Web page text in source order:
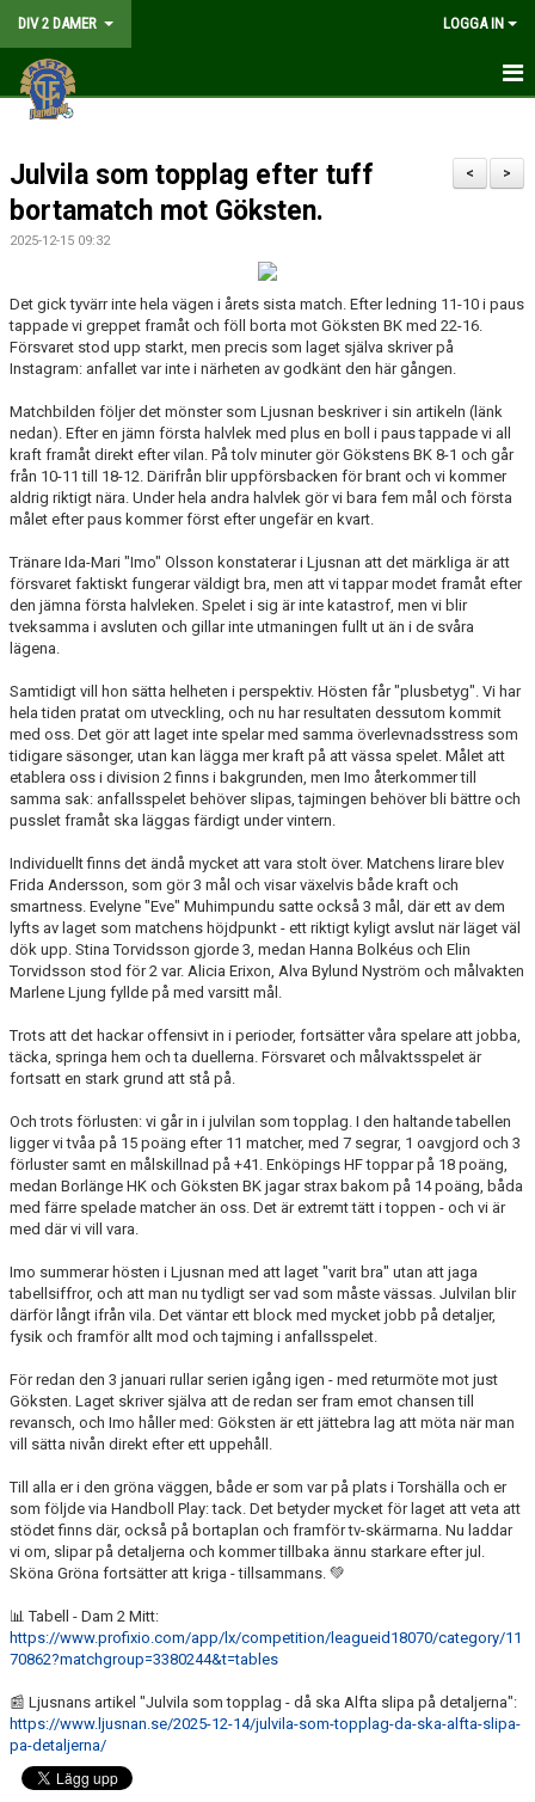
DIV 2 DAMER LOGGA IN
HEM
NYHETER
GÅ PÅ MATCH
KALENDER
TRUPPEN
DOKUMENT
KONTAKT
LIVESÄNDNING
TABELL
>
<
Julvila som topplag efter tuff
bortamatch mot Göksten.
2025-12-15 09:32
Det gick tyvärr inte hela vägen i årets sista match. Efter ledning 11-10 i paus
tappade vi greppet framåt och föll borta mot Göksten BK med 22-16.
Försvaret stod upp starkt, men precis som laget själva skriver på
Instagram: anfallet var inte i närheten av godkänt den här gången.
Matchbilden följer det mönster som Ljusnan beskriver i sin artikeln (länk
nedan). Efter en jämn första halvlek med plus en boll i paus tappade vi all
kraft framåt direkt efter vilan. På tolv minuter görGökstens BK 8-1 och går
från 10-11 till 18-12. Därifrån blir uppförsbacken för brant och vi kommer
aldrig riktigt nära. Under hela andra halvlek gör vi bara fem mål och första
målet efter paus kommer först efter ungefär en kvart.
Tränare Ida-Mari "Imo" Olsson konstaterar i Ljusnan att det märkliga är att
försvaret faktiskt fungerar väldigt bra, men att vi tappar modet framåt efter
den jämna första halvleken. Spelet i sig är inte katastrof, men vi blir
tveksamma i avsluten och gillar inte utmaningen fullt ut än i de svåra
lägena.
Samtidigt vill hon sätta helheten i perspektiv. Hösten får "plusbetyg". Vi har
hela tiden pratat om utveckling, och nu har resultaten dessutom kommit
med oss. Det gör att laget inte spelar med samma överlevnadsstress som
tidigare säsonger, utan kan lägga mer kraft på att vässa spelet. Målet att
etablera oss i division 2 finns i bakgrunden, men Imo återkommer till
samma sak: anfallsspelet behöver slipas, tajmingen behöver bli bättre och
pusslet framåt ska läggas färdigt under vintern.
Individuellt finns det ändå mycket att vara stolt över. Matchens lirare blev
Frida Andersson, som gör 3 mål och visar växelvis både kraft och
smartness. Evelyne "Eve" Muhimpundu satte också 3 mål, där ett av dem
lyfts av laget som matchens höjdpunkt - ett riktigt kyligt avslut när läget väl
dök upp. Stina Torvidsson gjorde 3, medan Hanna Bolkéus och Elin
Torvidsson stod för 2 var. Alicia Erixon, Alva Bylund Nyström och målvakten
Marlene Ljung fyllde på med varsitt mål.
Trots att det hackar offensivt in i perioder, fortsätter våra spelare att jobba,
täcka, springa hem och ta duellerna. Försvaret och målvaktsspelet är
fortsatt en stark grund att stå på.
Och trots förlusten: vi går in i julvilan som topplag. I den haltande tabellen
ligger vi tvåa på 15 poäng efter 11 matcher, med 7 segrar, 1 oavgjord och 3
förluster samt en målskillnad på +41. Enköpings HF toppar på 18 poäng,
medan Borlänge HK och Göksten BK jagar strax bakom på 14 poäng, båda
med färre spelade matcher än oss. Det är extremt tätt i toppen - och vi är
med där vi vill vara.
Imo summerar hösten i Ljusnan med att laget "varit bra" utan att jaga
tabellsiffror, och att man nu tydligt ser vad som måste vässas. Julvilan blir
därför långt ifrån vila. Det väntar ett block med mycket jobb på detaljer,
fysik och framför allt mod och tajming i anfallsspelet.
För redan den 3 januari rullar serien igång igen - med returmöte mot just
Göksten. Laget skriver själva att de redan ser fram emot chansen till
revansch, och Imo håller med: Göksten är ett jättebra lag att möta när man
vill sätta nivån direkt efter ett uppehåll.
Till alla er i den gröna väggen, både er som var på plats i Torshälla och er
som följde via Handboll Play: tack. Det betyder mycket för laget att veta att
stödet finns där, också på bortaplan och framför tv-skärmarna. Nu laddar
vi om, slipar på detaljerna och kommer tillbaka ännu starkare efter jul.
Sköna Gröna fortsätter att kriga - tillsammans. 💚
📊 Tabell - Dam 2 Mitt:
https://www.profixio.com/app/lx/competition/leagueid18070/category/11
70862?matchgroup=3380244&t=tables
📰 Ljusnans artikel "Julvila som topplag - då ska Alfta slipa på detaljerna":
https://www.ljusnan.se/2025-12-14/julvila-som-topplag-da-ska-alfta-slipa-
pa-detaljerna/